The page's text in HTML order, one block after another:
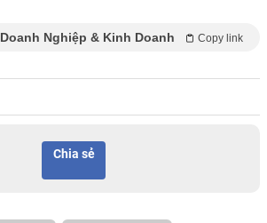
Doanh Nghiệp & Kinh Doanh Copy link
Chia sẻ